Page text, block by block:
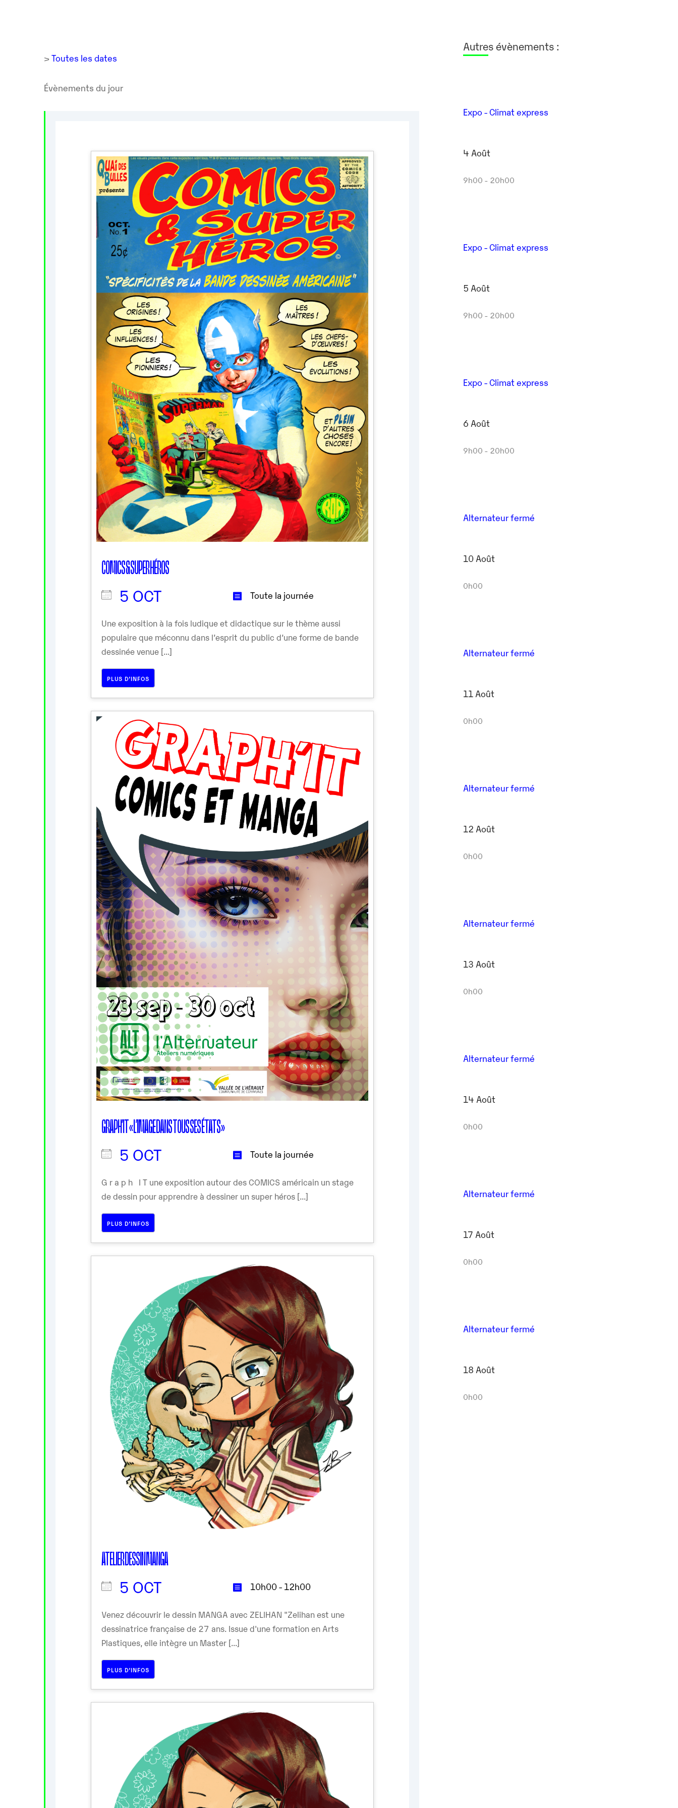
> Toutes les dates
Évènements du jour
COMICS & SUPER HÉROS
5 OCT Toute la journée
Une exposition à la fois ludique et didactique sur le thème aussi
populaire que méconnu dans l’esprit du public d’une forme de bande
dessinée venue [...]
PLUS D’INFOS
GRAPH’IT « L’IMAGE DANS TOUS SES ÉTATS »
5 OCT Toute la journée
G r a p h I T une exposition autour des COMICS américain un stage
de dessin pour apprendre à dessiner un super héros [...]
PLUS D’INFOS
ATELIER DESSIN MANGA
5 OCT 10h00 - 12h00
Venez découvrir le dessin MANGA avec ZELIHAN "Zelihan est une
dessinatrice française de 27 ans. Issue d'une formation en Arts
Plastiques, elle intègre un Master [...]
PLUS D’INFOS
Autres évènements :
Expo - Climat express
4 Août
9h00 - 20h00
Expo - Climat express
5 Août
9h00 - 20h00
Expo - Climat express
6 Août
9h00 - 20h00
Alternateur fermé
10 Août
0h00
Alternateur fermé
11 Août
0h00
Alternateur fermé
12 Août
0h00
Alternateur fermé
13 Août
0h00
Alternateur fermé
14 Août
0h00
Alternateur fermé
17 Août
0h00
Alternateur fermé
18 Août
0h00